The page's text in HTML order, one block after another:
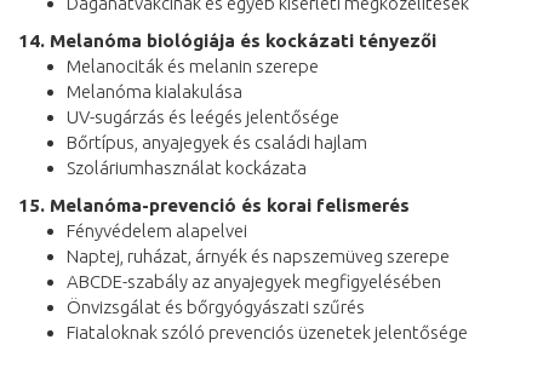
14. Melanóma biológiája és kockázati tényezői
Melanociták és melanin szerepe
Melanóma kialakulása
UV-sugárzás és leégés jelentősége
Bőrtípus, anyajegyek és családi hajlam
Szoláriumhasználat kockázata
15. Melanóma-prevenció és korai felismerés
Fényvédelem alapelvei
Naptej, ruházat, árnyék és napszemüveg szerepe
ABCDE-szabály az anyajegyek megfigyelésében
Önvizsgálat és bőrgyógyászati szűrés
Fiataloknak szóló prevenciós üzenetek jelentősége